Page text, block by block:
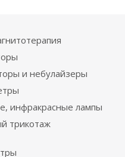
и небулайзеры
инфракрасные лампы
трикотаж